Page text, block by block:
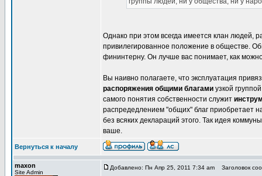
Однако при этом всегда имеется клан людей,
привилегированное положение в обществе.
фининтерну. Он лучше вас понимает, как
Вы наивно полагаете, что эксплуатация
распоряжения общими благами узкой
самого понятия собственности служит
распредедлением "общих" благ приобретает
без всяких деклараций этого. Так идея
ваше.
Вернуться к началу
maxon
Site Admin
Добавлено: Пн Апр 25, 2011 7:34 am Заголовок